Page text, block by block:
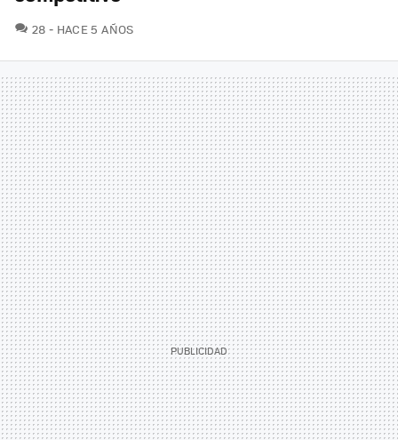
28 COMENTARIOS
HACE 5 AÑOS